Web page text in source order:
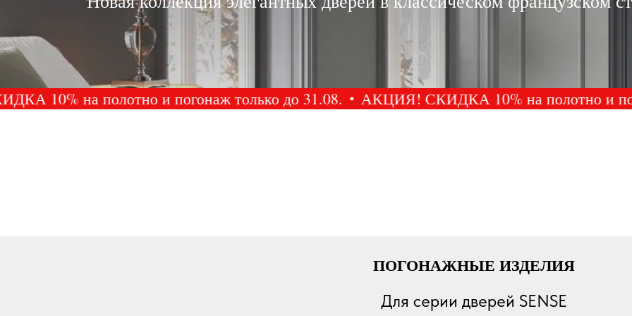
10% на полотно и погонаж только до 31.08. АКЦИЯ! СКИДКА 10% на полотно и
ПОГОНАЖНЫЕ ИЗДЕЛИЯ
Для серии дверей SENSE